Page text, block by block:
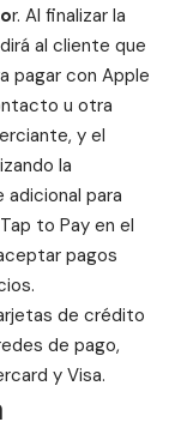
r. Al finalizar la
al cliente que
pagar con Apple
u otra
y el
la
adicional para
to Pay en el
pagos
de crédito
de pago,
y Visa.